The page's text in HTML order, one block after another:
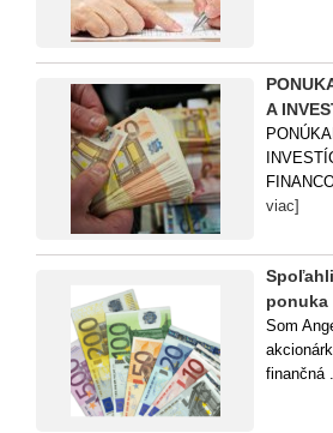
A
viac]
ponuka
Som
finančná